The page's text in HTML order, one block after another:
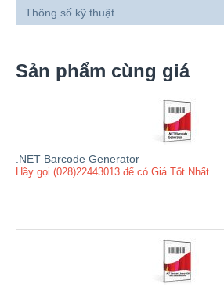
Thông số kỹ thuật
Sản phẩm cùng giá
.NET Barcode Generator
Hãy gọi (028)22443013 để có Giá Tốt Nhất